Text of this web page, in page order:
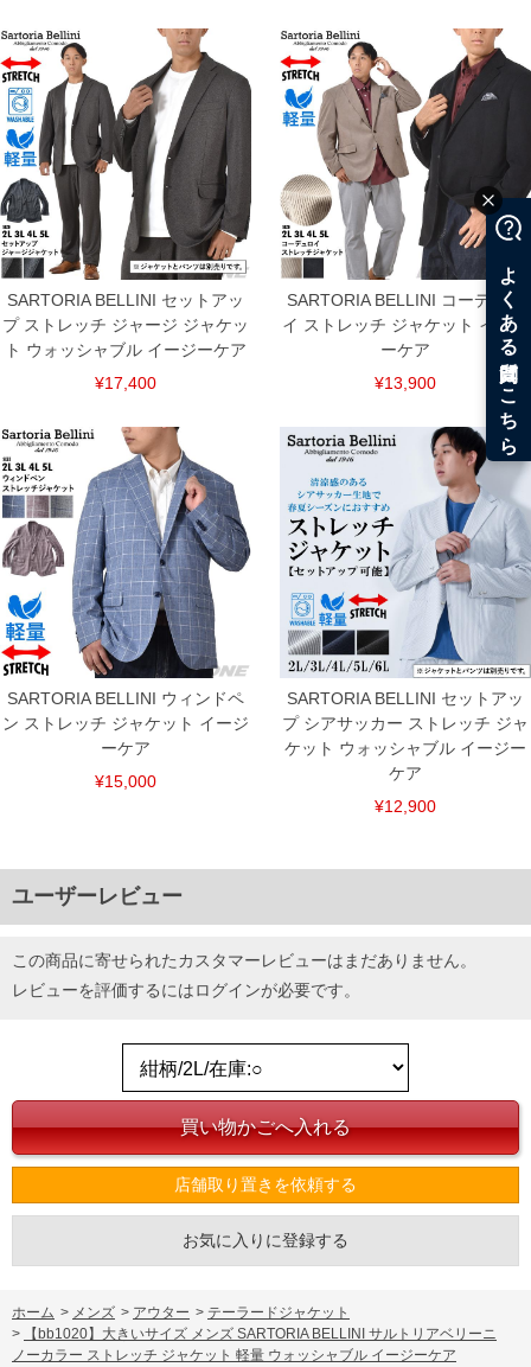
SARTORIA BELLINI セットアッ
プ ストレッチ ジャージ ジャケッ
ト ウォッシャブル イージーケア
¥17,400
SARTORIA BELLINI コーデュロ
イ ストレッチ ジャケット イージ
ーケア
¥13,900
SARTORIA BELLINI ウィンドペ
ン ストレッチ ジャケット イージ
ーケア
¥15,000
SARTORIA BELLINI セットアッ
プ シアサッカー ストレッチ ジャ
ケット ウォッシャブル イージー
ケア
¥12,900
ユーザーレビュー
この商品に寄せられたカスタマーレビューはまだありません。
レビューを評価するにはログインが必要です。
店舗取り置きを依頼する
お気に入りに登録する
ホーム > メンズ > アウター > テーラードジャケット
>
【bb1020】大きいサイズ メンズ SARTORIA BELLINI サルトリアベリーニ
ノーカラー ストレッチ ジャケット 軽量 ウォッシャブル イージーケア